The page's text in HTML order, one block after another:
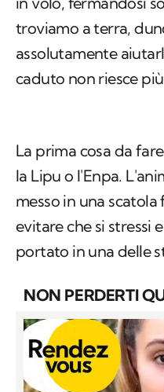
troviamo a terra,
assolutamente
caduto non riesce
La prima cosa da
la Lipu o l'Enpa.
messo in una
evitare che si stressi
portato in una delle
NON PERDERTI